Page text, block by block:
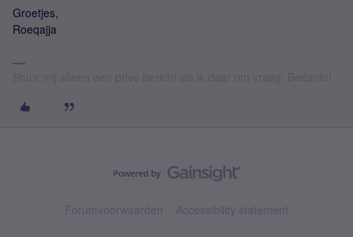
Groetjes,
Roeqajja
Forumvoorwaarden Accessibility statement